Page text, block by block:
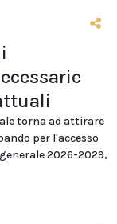
torna ad attirare
per l'accesso
2026-2029,